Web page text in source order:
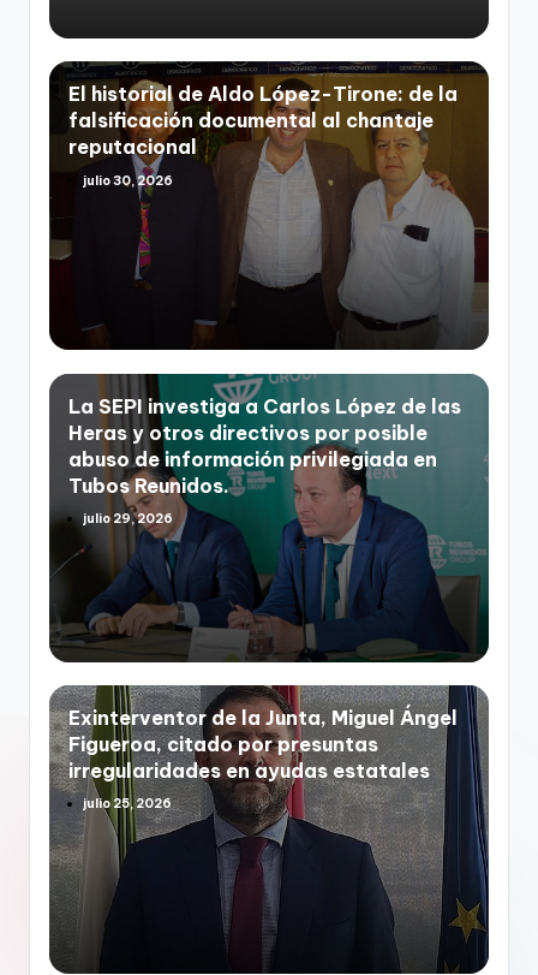
El historial de Aldo López-Tirone: de la
falsificación documental al chantaje
reputacional
julio 30, 2026
La SEPI investiga a Carlos López de las
Heras y otros directivos por posible
abuso de información privilegiada en
Tubos Reunidos.
julio 29, 2026
Exinterventor de la Junta, Miguel Ángel
Figueroa, citado por presuntas
irregularidades en ayudas estatales
julio 25, 2026